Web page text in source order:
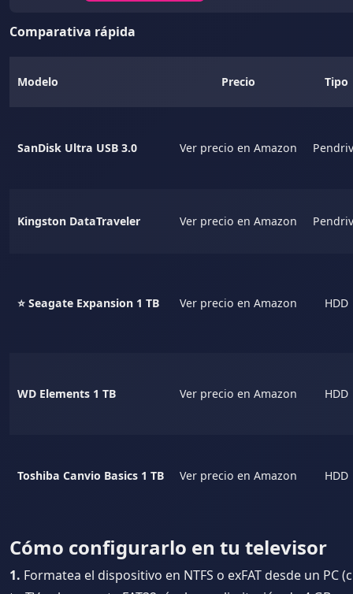
Comparativa rápida
Modelo Precio Tipo
SanDisk Ultra USB 3.0 Ver precio en Amazon
Kingston DataTraveler Ver precio en Amazon
⭐ Seagate Expansion 1 TB Ver precio en Amazon HDD
WD Elements 1 TB Ver precio en Amazon HDD
Toshiba Canvio Basics 1 TB Ver precio en Amazon HDD
Cómo configurarlo en tu televisor
1. Formatea el dispositivo en NTFS o exFAT desde un PC